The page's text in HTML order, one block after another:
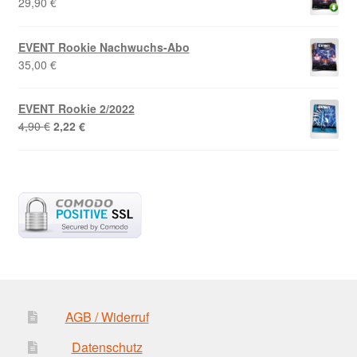
EVENT Rookie Nachwuchs-Abo
35,00 €
EVENT Rookie 2/2022
4,90€ Ursprünglicher
2,22 €Aktueller
AGB / Widerruf
Datenschutz